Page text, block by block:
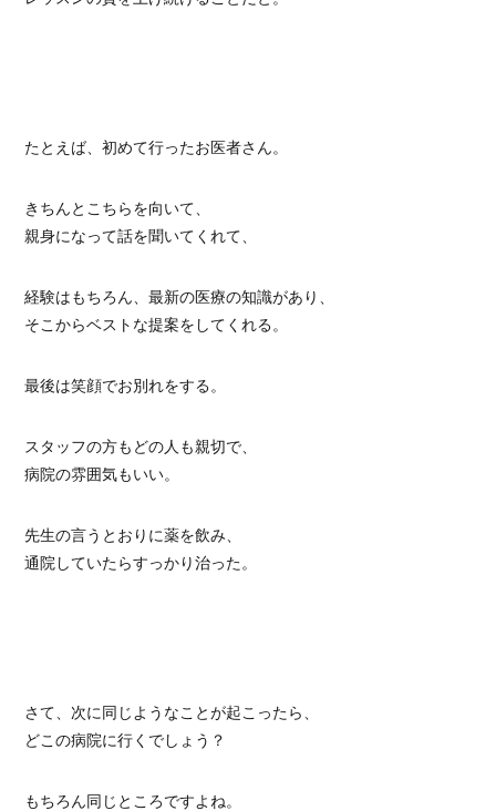
たとえば、初めて行ったお医者さん。
きちんとこちらを向いて、
親身になって話を聞いてくれて、
経験はもちろん、最新の医療の知識があり、
そこからベストな提案をしてくれる。
最後は笑顔でお別れをする。
スタッフの方もどの人も親切で、
病院の雰囲気もいい。
先生の言うとおりに薬を飲み、
通院していたらすっかり治った。
さて、次に同じようなことが起こったら、
どこの病院に行くでしょう？
もちろん同じところですよね。